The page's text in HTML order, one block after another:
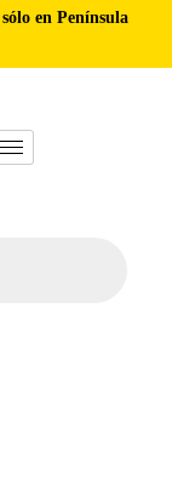
en Península